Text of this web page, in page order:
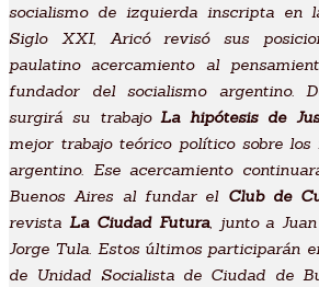
socialismo de izquierda inscripta en
Siglo XXI, Aricó revisó sus
paulatino acercamiento al
fundador del socialismo argentino.
surgirá su trabajoLa hipótesis de
mejor trabajo teórico político sobre los
argentino. Ese acercamiento
Buenos Aires al fundar el Club de
revista La Ciudad Futura, junto a
Jorge Tula. Estos últimos participarán
de Unidad Socialista de Ciudad de